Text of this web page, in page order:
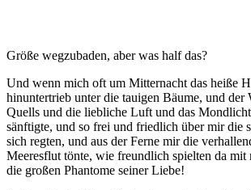
Größe wegzubaden, aber was half das?
Und wenn mich oft um Mitternacht das heiße
hinuntertrieb unter die tauigen Bäume, und der
Quells und die liebliche Luft und das
sänftigte, und so frei und friedlich über mir die
sich regten, und aus der Ferne mir die
Meeresflut tönte, wie freundlich spielten da mit
die großen Phantome seiner Liebe!